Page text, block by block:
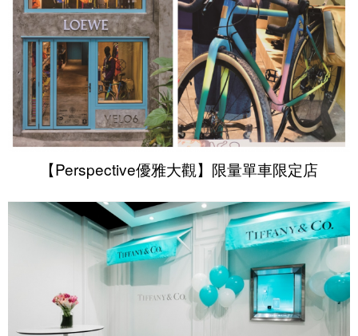
【Perspective優雅大觀】限量單車限定店